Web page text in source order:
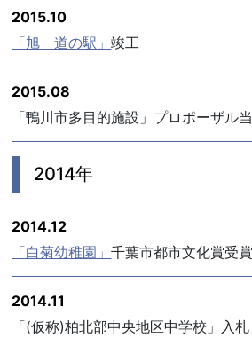
2015.10
「旭 道の駅」竣工
2015.08
「鴨川市多目的施設」プロポーザル
2014年
2014.12
「白菊幼稚園」千葉市都市文化賞受賞
2014.11
「(仮称)柏北部中央地区中学校」入札